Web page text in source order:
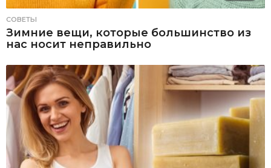
СОВЕТЫ
Зимние вещи, которые большинство из
нас носит неправильно